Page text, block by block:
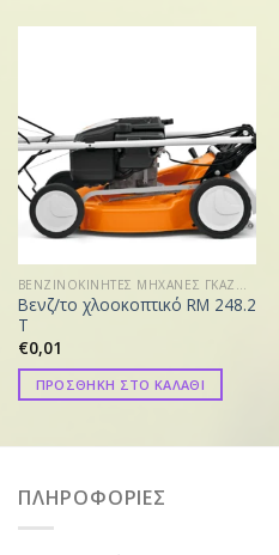
Βενζ/το χλοοκοπτικό RM 248.2
T
€0,01
ΠΡΟΣΘΗΚΗ ΣΤΟ ΚΑΛΑΘΙ
ΠΛΗΡΟΦΟΡΙΕΣ